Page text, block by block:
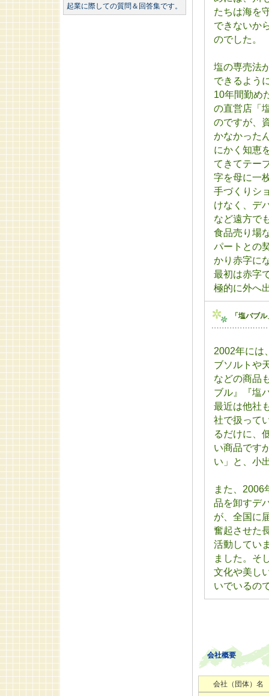
たちは海を
できないか
のでした。
塩の専売法
できるよう
10年間勤め
の直営店「
のですが、
かなかった
にかく知恵
てきてテー
字を母に一
手づくりシ
けなく、デ
など遠方で
食品売り場
パートとの
かり赤字に
最初は赤字
極的に外へ
「塩バブ
2002年には
ブソルトや
などの商品
ブル』『塩
最近は他社
社で扱って
るだけに、
い商品です
い」と、小
また、2006
品を卸すデ
が、全国に
奮起させた
活動してい
ました。そ
文化や美し
いでいるの
会社概要
会社（団体）名
起業に際しての質問＆回答集です。